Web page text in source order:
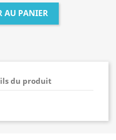
AU PANIER
du produit